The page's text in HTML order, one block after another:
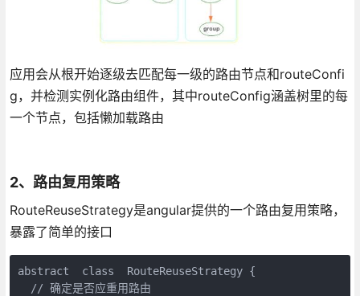
应用会从根开始逐级去匹配每一级的路由节点和routeConfi
g，并检测实例化路由组件，其中routeConfig涵盖树里的每
一个节点，包括懒加载路由
2、路由复用策略
RouteReuseStrategy是angular提供的一个路由复用策略，
暴露了简单的接口
abstract  class  RouteReuseStrategy {
  // 确定是否应重用路由